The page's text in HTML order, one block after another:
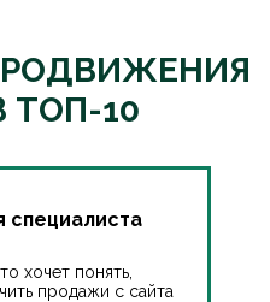
ТОП-10
специалиста
хочет понять,
продажи с сайта